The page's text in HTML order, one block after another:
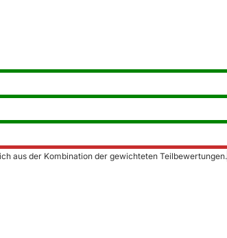
aus der Kombination der gewichteten Teilbewertungen.